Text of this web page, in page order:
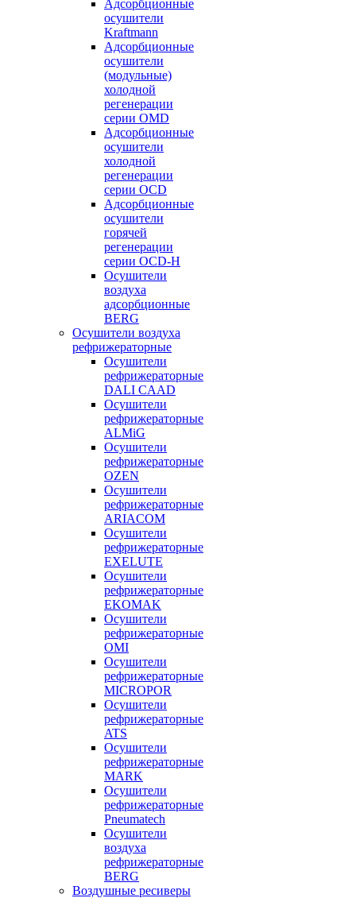
Адсорбционные
осушители
Kraftmann
Адсорбционные
осушители
(модульные)
холодной
регенерации
серии OMD
Адсорбционные
осушители
холодной
регенерации
серии OCD
Адсорбционные
осушители
горячей
регенерации
серии OСD-H
Осушители
воздуха
адсорбционные
BERG
Осушители воздуха
рефрижераторные
Осушители
рефрижераторные
DALI CAAD
Осушители
рефрижераторные
ALMiG
Осушители
рефрижераторные
OZEN
Осушители
рефрижераторные
ARIACOM
Осушители
рефрижераторные
EXELUTE
Осушители
рефрижераторные
EKOMAK
Осушители
рефрижераторные
OMI
Осушители
рефрижераторные
MICROPOR
Осушители
рефрижераторные
ATS
Осушители
рефрижераторные
MARK
Осушители
рефрижераторные
Pneumatech
Осушители
воздуха
рефрижераторные
BERG
Воздушные ресиверы